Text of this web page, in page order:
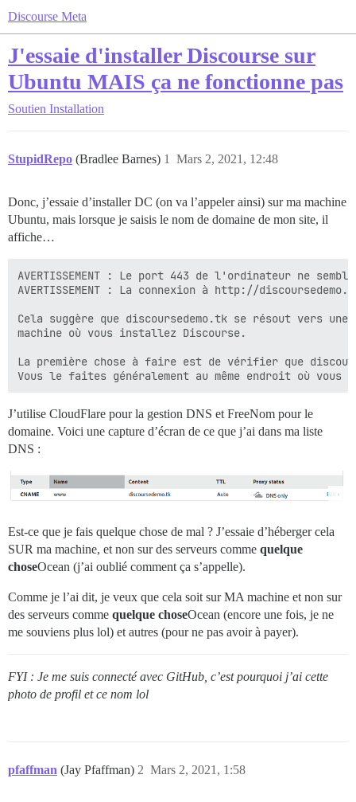
Discourse Meta
J'essaie d'installer Discourse sur
Ubuntu MAIS ça ne fonctionne pas
Soutien Installation
StupidRepo (Bradlee Barnes) Mars 2, 2021, 12:48
1
Donc, j’essaie d’installer DC (on va l’appeler ainsi) sur ma machine
Ubuntu, mais lorsque je saisis le nom de domaine de mon site, il
affiche…
AVERTISSEMENT : Le port 443 de l'ordinateur ne
AVERTISSEMENT : La connexion à http://
Cela suggère que discoursedemo.tk se résout vers
machine où vous installez Discourse.
La première chose à faire est de vérifier que
J’utilise CloudFlare pour la gestion DNS et FreeNom pour le
domaine. Voici une capture d’écran de ce que j’ai dans ma liste
DNS :
Est-ce que je fais quelque chose de mal ? J’essaie d’héberger cela
SUR ma machine, et non sur des serveurs comme quelque
choseOcean (j’ai oublié comment ça s’appelle).
Comme je l’ai dit, je veux que cela soit sur MA machine et non sur
des serveurs comme quelque choseOcean (encore une fois, je ne
me souviens plus lol) et autres (pour ne pas avoir à payer).
FYI : Je me suis connecté avec GitHub, c’est pourquoi j’ai cette
photo de profil et ce nom lol
pfaffman (Jay Pfaffman) Mars 2, 2021, 1:58
2